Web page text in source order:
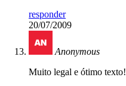
responder
20/07/2009
Anonymous
Muito legal e ótimo texto!